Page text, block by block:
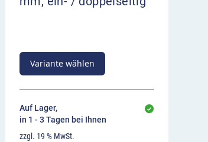
Variante wählen
Auf Lager,
in 1 - 3 Tagen bei Ihnen
zzgl. 19 % MwSt.